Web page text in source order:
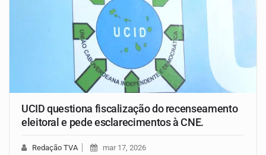
UCID questiona fiscalização do recenseamento
eleitoral e pede esclarecimentos à CNE.
Redação TVA mar 17, 2026